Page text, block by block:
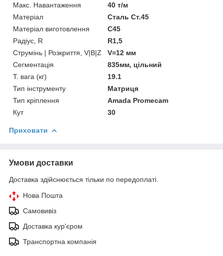
Макс. Навантаження
40 т/м
Матеріал
Сталь Ст.45
Матеріал виготовлення
C45
Радіус, R
R1,5
Струмінь | Розкриття, V|B|Z
V=12 мм
Сегментація
835мм, цільний
Т. вага (кг)
19.1
Тип інструменту
Матриця
Тип кріплення
Amada Promecam
Кут
30
Приховати
Умови доставки
Доставка здійснюється тільки по передоплаті.
Нова Пошта
Самовивіз
Доставка кур'єром
Транспортна компанія